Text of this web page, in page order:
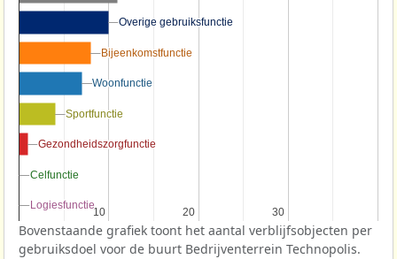
10
10 20
20 30
30
Overige gebruiksfunctie
Overige gebruiksfunctie
Bijeenkomstfunctie
Bijeenkomstfunctie
Woonfunctie
Woonfunctie
Sportfunctie
Sportfunctie
Gezondheidszorgfunctie
Gezondheidszorgfunctie
Celfunctie
Celfunctie
Logiesfunctie
Logiesfunctie
Bovenstaande grafiek toont het aantal verblijfsobjecten per
gebruiksdoel voor de buurt Bedrijventerrein Technopolis.